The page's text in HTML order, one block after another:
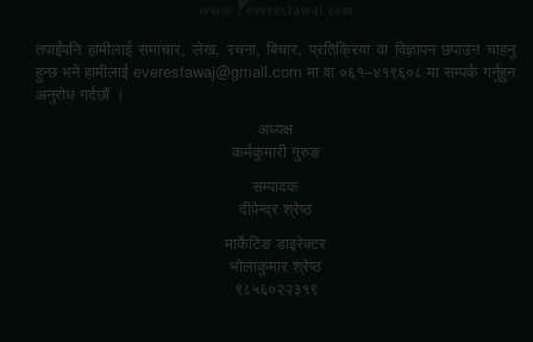
तपाईंपनि हामीलाई समाचार, लेख, रचना, बिचार, प्रतिक्रिया वा विज्ञापन छपाउन चाहनु
हुन्छ भने हामीलाई everestawaj@gmail.com मा वा ०६१–४१९६०८ मा सम्पर्क गर्नुहुन
अनुरोध गर्दछौं ।
अध्यक्ष
कर्मकुमारी गुरुङ
सम्पादक
दीपेन्द्र श्रेष्ठ
मार्केटिङ डाइरेक्टर
भोलाकुमार श्रेष्ठ
९८५६०२२३१९